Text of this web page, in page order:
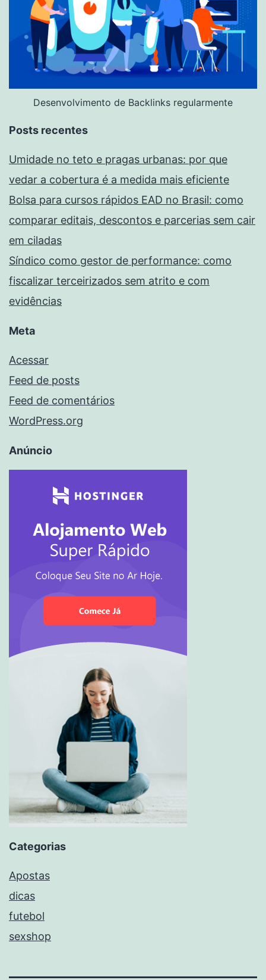
Desenvolvimento de Backlinks regularmente
Posts recentes
Umidade no teto e pragas urbanas: por que
vedar a cobertura é a medida mais eficiente
Bolsa para cursos rápidos EAD no Brasil: como
comparar editais, descontos e parcerias sem cair
em ciladas
Síndico como gestor de performance: como
fiscalizar terceirizados sem atrito e com
evidências
Meta
Acessar
Feed de posts
Feed de comentários
WordPress.org
Anúncio
Categorias
Apostas
dicas
futebol
sexshop